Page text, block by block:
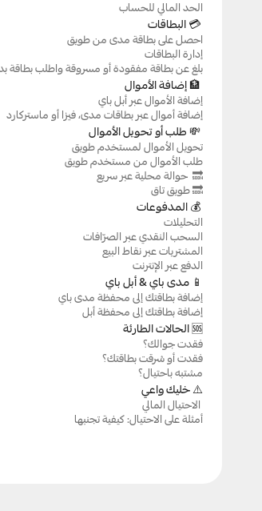
الحد المالي للحساب
احصل على بطاقة مدى من طويق
إدارة البطاقات
بلغ عن بطاقة مفقودة أو مسروقة واطلب بطاقة
إضافة الأموال عبر أبل باي
إضافة أموال عبر بطاقات مدى، فيزا أو ماستركارد
تحويل الأموال لمستخدم طويق
طلب الأموال من مستخدم طويق
حوالة محلية عبر سريع  🔜
طويق تاق 🔜
التحليلات
السحب النقدي عبر الصرّافات
المشتريات عبر نقاط البيع
الدفع عبر الإنترنت
📱 مدى باي & أبل باي
إضافة بطاقتك إلى محفظة مدى باي
إضافة بطاقتك إلى محفظة أبل
🆘 الحالات الطارئة
فقدت جوالك؟
فقدت أو سُرقت بطاقتك؟
مشتبه باحتيال؟
⚠️ خليك واعي
أمثلة على الاحتيال: كيفية تجنبها